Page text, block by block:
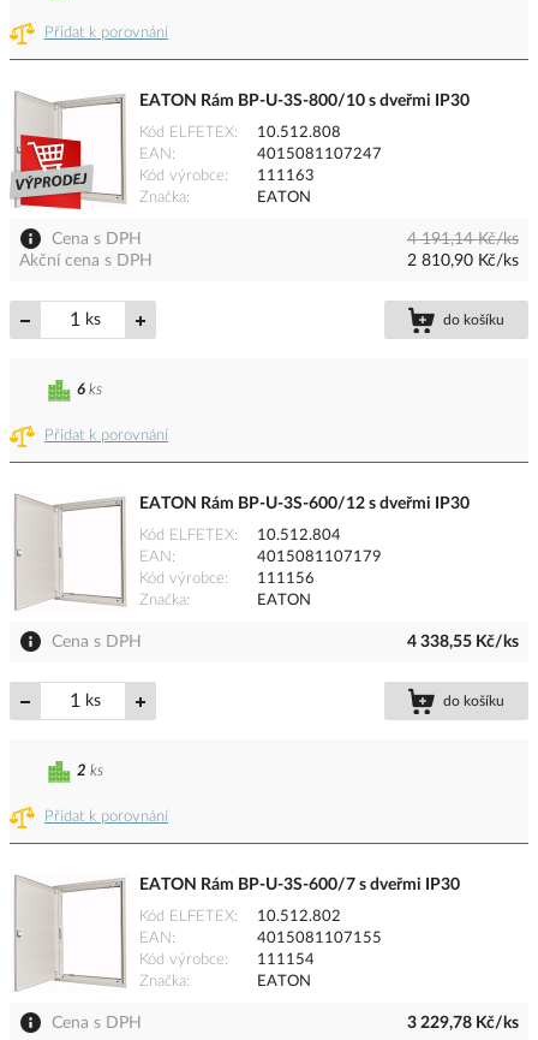
Přidat k porovnání
EATON Rám BP-U-3S-800/10 s dveřmi IP30
Kód ELFETEX
10.512.808
EAN
4015081107247
Kód výrobce
111163
Značka
EATON
Cena s DPH
4 191,14 Kč/ks
Akční cena s DPH
2 810,90 Kč/ks
ks do košíku
Přidat k porovnání
6 ks
EATON Rám BP-U-3S-600/12 s dveřmi IP30
Kód ELFETEX
10.512.804
EAN
4015081107179
Kód výrobce
111156
Značka
EATON
Cena s DPH 4 338,55 Kč/ks
ks do košíku
Přidat k porovnání
2 ks
EATON Rám BP-U-3S-600/7 s dveřmi IP30
Kód ELFETEX
10.512.802
EAN
4015081107155
Kód výrobce
111154
Značka
EATON
Cena s DPH 3 229,78 Kč/ks